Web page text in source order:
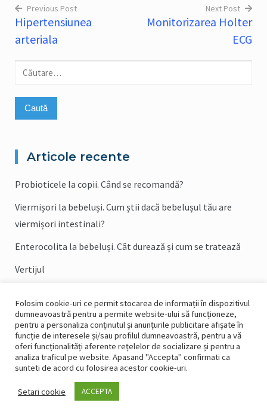
Navigare
articole
Previous Post
Hipertensiunea
arteriala
Next Post
Monitorizarea Holter
ECG
Caută
Articole recente
Probioticele la copii. Când se recomandă?
Viermișori la bebeluși. Cum știi dacă bebelușul tău are
viermișori intestinali?
Enterocolita la bebeluși. Cât durează și cum se tratează
Vertijul
(popular COLITĂ)
Chestionar privind satisfactia pacientului
Folosim cookie-uri ce permit stocarea de informații în dispozitivul
dumneavoastră pentru a permite website-ului să funcționeze,
pentru a personaliza conținutul și anunțurile publicitare afișate în
funcție de interesele și/sau profilul dumneavoastră, pentru a vă
oferi funcționalități aferente rețelelor de socializare și pentru a
analiza traficul pe website. Apasand "Accepta" confirmati ca
sunteti de acord cu folosirea acestor cookie-uri.
Setari cookie ACCEPTA